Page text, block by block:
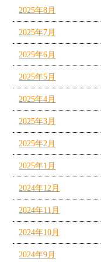
2025年8月
2025年7月
2025年6月
2025年5月
2025年4月
2025年3月
2025年2月
2025年1月
2024年12月
2024年11月
2024年10月
2024年9月